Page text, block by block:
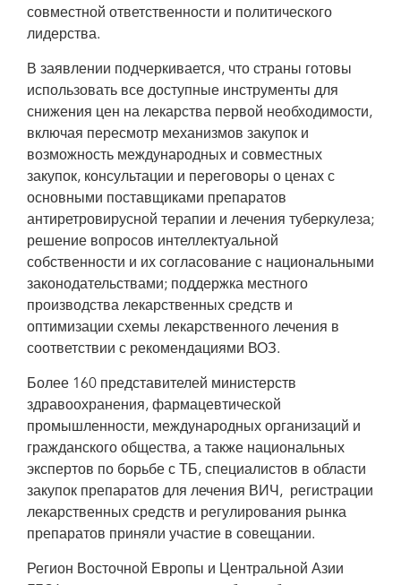
совместной ответственности и политического
лидерства.
В заявлении подчеркивается, что страны готовы
использовать все доступные инструменты для
снижения цен на лекарства первой необходимости,
включая пересмотр механизмов закупок и
возможность международных и совместных
закупок, консультации и переговоры о ценах с
основными поставщиками препаратов
антиретровирусной терапии и лечения туберкулеза;
решение вопросов интеллектуальной
собственности и их согласование с национальными
законодательствами; поддержка местного
производства лекарственных средств и
оптимизации схемы лекарственного лечения в
соответствии с рекомендациями ВОЗ.
Более 160 представителей министерств
здравоохранения, фармацевтической
промышленности, международных организаций и
гражданского общества, а также национальных
экспертов по борьбе с ТБ, специалистов в области
закупок препаратов для лечения ВИЧ, регистрации
лекарственных средств и регулирования рынка
препаратов приняли участие в совещании.
Регион Восточной Европы и Центральной Азии